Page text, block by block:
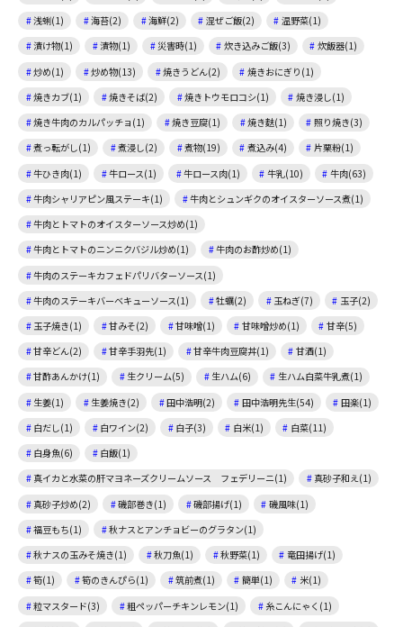
浅蜊(1)
海苔(2) 海鮮(2) 混ぜご飯(2)
温野菜(1)
漬け物(1)
漬物(1) 災害時(1) 炊き込みご飯(3)
炊飯器(1)
炒め(1)
炒め物(13) 焼きうどん(2)
焼きおにぎり(1)
焼きカブ(1)
焼きそば(2) 焼きトウモロコシ(1)
焼き浸し(1)
焼き牛肉のカルパッチョ(1)
焼き豆腐(1) 焼き麩(1)
照り焼き(3)
煮っ転がし(1)
煮浸し(2) 煮物(19) 煮込み(4)
片栗粉(1)
牛ひき肉(1)
牛ロース(1) 牛ロース肉(1) 牛乳(10)
牛肉(63)
牛肉シャリアピン風ステーキ(1)
牛肉とシュンギクのオイスターソース煮(1)
牛肉とトマトのオイスターソース炒め(1)
牛肉とトマトのニンニクバジル炒め(1)
牛肉のお酢炒め(1)
牛肉のステーキカフェドパリバターソース(1)
牛肉のステーキバーベキューソース(1)
牡蠣(2) 玉ねぎ(7)
玉子(2)
玉子焼き(1)
甘みそ(2) 甘味噌(1) 甘味噌炒め(1)
甘辛(5)
甘辛どん(2)
甘辛手羽先(1) 甘辛牛肉豆腐丼(1)
甘酒(1)
甘酢あんかけ(1)
生クリーム(5) 生ハム(6)
生ハム白菜牛乳煮(1)
生姜(1)
生姜焼き(2) 田中浩明(2) 田中浩明先生(54)
田楽(1)
白だし(1)
白ワイン(2) 白子(3) 白米(1)
白菜(11)
白身魚(6)
白飯(1)
真イカと水菜の肝マヨネーズクリームソース フェデリーニ(1)
真砂子和え(1)
真砂子炒め(2)
磯部巻き(1) 磯部揚げ(1)
磯風味(1)
福豆もち(1)
秋ナスとアンチョビーのグラタン(1)
秋ナスの玉みそ焼き(1)
秋刀魚(1) 秋野菜(1)
竜田揚げ(1)
筍(1)
筍のきんぴら(1) 筑前煮(1) 簡単(1)
米(1)
粒マスタード(3)
粗ペッパーチキンレモン(1)
糸こんにゃく(1)